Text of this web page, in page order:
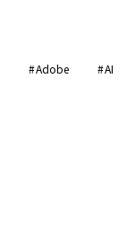
Adobe AI